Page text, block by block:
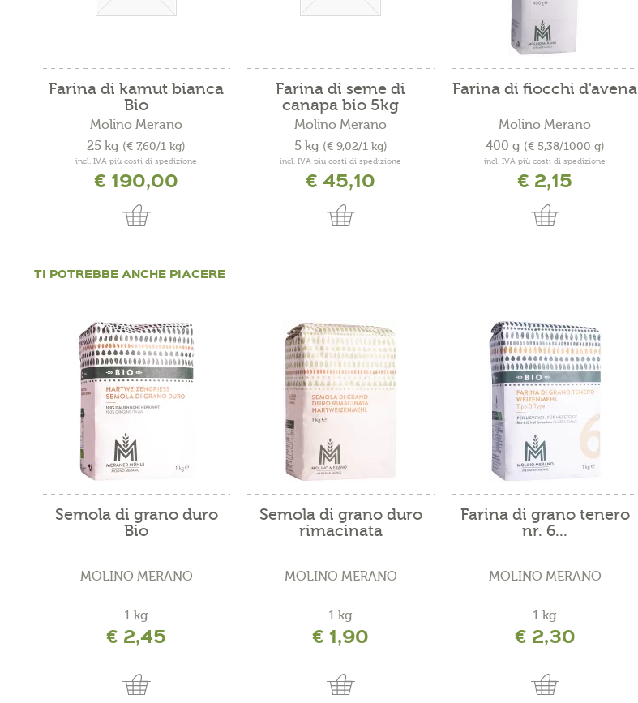
Farina di kamut bianca
Bio
Molino Merano
25 kg (€ 7,60/1 kg)
incl. IVA più costi di spedizione
€ 190,00
Farina di seme di
canapa bio 5kg
Molino Merano
5 kg (€ 9,02/1 kg)
incl. IVA più costi di spedizione
€ 45,10
Farina di fiocchi d'avena
Molino Merano
400 g (€ 5,38/1000 g)
incl. IVA più costi di spedizione
€ 2,15
TI POTREBBE ANCHE PIACERE
Semola di grano duro
Bio
MOLINO MERANO
1 kg
€ 2,45
Semola di grano duro
rimacinata
MOLINO MERANO
1 kg
€ 1,90
Farina di grano tenero
nr. 6...
MOLINO MERANO
1 kg
€ 2,30